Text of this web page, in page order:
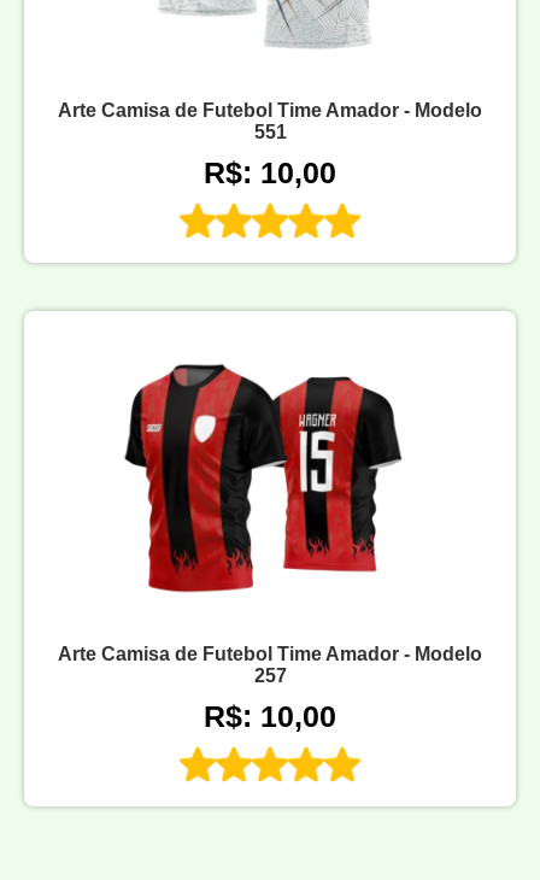
Arte Camisa de Futebol Time Amador - Modelo
551
R$: 10,00
Arte Camisa de Futebol Time Amador - Modelo
257
R$: 10,00